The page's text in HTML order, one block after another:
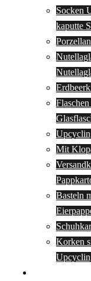
Socken
kaputte
Mit
Basteln
Korken